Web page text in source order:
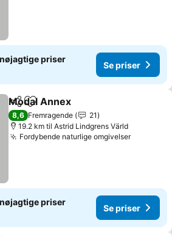
priser
Se priser
Del Føj til favoritter
Modal Annex
8,6 Fremragende
21
19.2 km til Astrid Lindgrens Värld
Fordybende naturlige omgivelserSe priser
priser
Se priser